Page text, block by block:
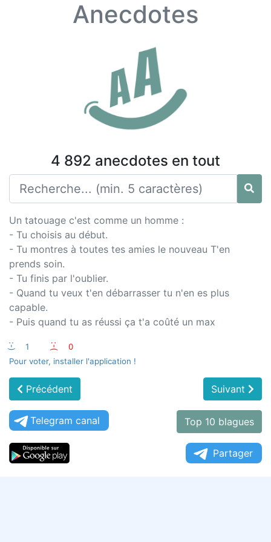
Anecdotes
4 892 anecdotes en tout
Un tatouage c'est comme un homme :
- Tu choisis au début.
- Tu montres à toutes tes amies le nouveau T'en
prends soin.
- Tu finis par l'oublier.
- Quand tu veux t'en débarrasser tu n'en es plus
capable.
- Puis quand tu as réussi ça t'a coûté un max
:-) 1 :-(
0
Pour voter, installer l'application !
Précédent Suivant
Telegram canal Top 10 blagues
Partager